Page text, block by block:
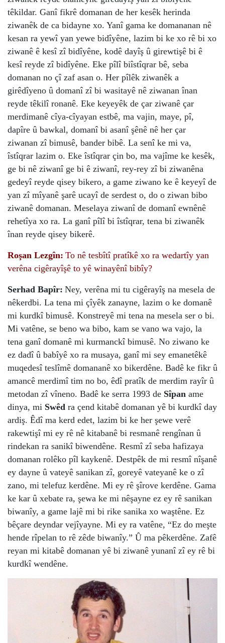
têkildar. Ganî fikrê domanan de her kesêk herinda
ziwanêk de ca bidayne xo. Yanî gama ke domananan nê
kesan ra yewî yan yewe bidîyêne, lazim bi ke xo rê bi xo
ziwanê ê kesî zî bidîyêne, kodê dayîş û girewtişê bi ê
kesî reyde zî bidîyêne. Eke pîlî biîstîqrar bê, seba
domanan no çî zaf asan o. Her pîlêk ziwanêk a
girêdîyeno û domanî zî bi wasitayê nê ziwanan înan
reyde têkilî ronanê. Eke keyeyêk de çar ziwanê çar
merdimanê cîya-cîyayan estbê, ma vajin, maye, pî,
dapîre û bawkal, domanî bi asanî şênê nê her çar
ziwanan zî bimusê, bander bibê. La senî ke mi va,
îstîqrar lazim o. Eke îstîqrar çin bo, ma vajîme ke kesêk,
ge bi nê ziwanî ge bi ê ziwanî, rey-rey zî bi ziwanêna
gedeyî reyde qisey bikero, a game ziwano ke ê keyeyî de
yan zî mîyanê şarê ucayî de serdest o, do o ziwan bibo
ziwanê domanan. Meselaya ziwanî de domanî ewnênê
rehetîya xo ra. La ganî pîlî bi îstîqrar, tena bi ziwanêk
înan reyde qisey bikerê.
Roşan Lezgîn: To nê tesbîtî pratîkê xo ra wedartîy yan
verêna cigêrayîşê to yê winayênî bibîy?
Serhad Bapîr: Ney, verêna mi tu cigêrayîş na mesela de
nêkerdbi. La tena mi çîyêk zanayne, lazim o ke domanê
mi kurdkî bimusê. Konstreyê mi tena na mesela ser o bi.
Mi vatêne, se beno wa bibo, kam se vano wa vajo, la
tena ganî domanê mi kurmanckî bimusê. No ziwano ke
ez dadî û babîyê xo ra musaya, ganî mi sey emanetêkê
muqedesî teslîmê domananê xo bikerdêne. Badê ke fikr û
amancê merdimî tim no bo, êdî pratîk de merdim rayîr û
metodan zî vîneno. Badê ke serra 1993 de Sîpan ame
dinya, mi Swêd ra çend kitabê domanan yê bi kurdkî day
ardiş. Êdî ma kerd edet, lazim bi ke her şewe verê
rakewtişî mi ey rê nê kitabanê bi resmanê rengînan û
rindekan ra sanikî biwendêne. Resmî zî seba hafizaya
domanan rolêko pîl kaykenê. Destpêk de mi resmî nîşanê
ey dayne û vateyê sanikan zî, goreyê vateyanê ke o zî
zano, mi telefuz kerdêne. Mi ey rê şîrove kerdêne. Gama
ke kar û xebate ra, şewa ke mi nêşayne ez ey rê sanikan
biwanîy, a game lajê mi bi rike sanika xo waştêne. Ez
bêçare deyndar vejîyayne. Mi ey ra vatêne, “Ez do meşte
hende rîpelan to rê zêde biwanîy.” Û ma pêkerdêne. Zafê
reyan mi kitabê domanan yê bi ziwanê yunanî zî ey rê bi
kurdkî wendêne.